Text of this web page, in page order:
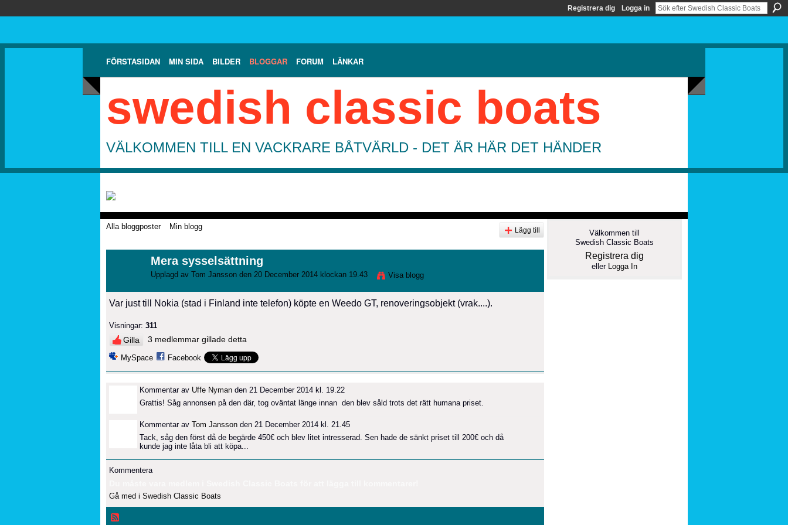
Registrera dig Logga in
FÖRSTASIDAN MIN SIDA BILDER BLOGGAR FORUM LÄNKAR
swedish classic boats
VÄLKOMMEN TILL EN VACKRARE BÅTVÄRLD - DET ÄR HÄR DET HÄNDER
Alla bloggposter Min blogg Lägg till
Mera sysselsättning
Upplagd av Tom Jansson den 20 December 2014 klockan 19.43 Visa blogg
Var just till Nokia (stad i Finland inte telefon) köpte en Weedo GT, renoveringsobjekt (vrak....).
Visningar: 311
Gilla 3 medlemmar gillade detta
MySpace Facebook
Kommentar av Uffe Nyman den 21 December 2014 kl. 19.22
Grattis! Såg annonsen på den där, tog oväntat länge innan den blev såld trots det rätt humana priset.
Kommentar av Tom Jansson den 21 December 2014 kl. 21.45
Tack, såg den först då de begärde 450€ och blev litet intresserad. Sen hade de sänkt priset till 200€ och då
kunde jag inte låta bli att köpa...
Kommentera
Gå med i Swedish Classic Boats
Välkommen till
Swedish Classic Boats
Registrera dig
eller Logga In